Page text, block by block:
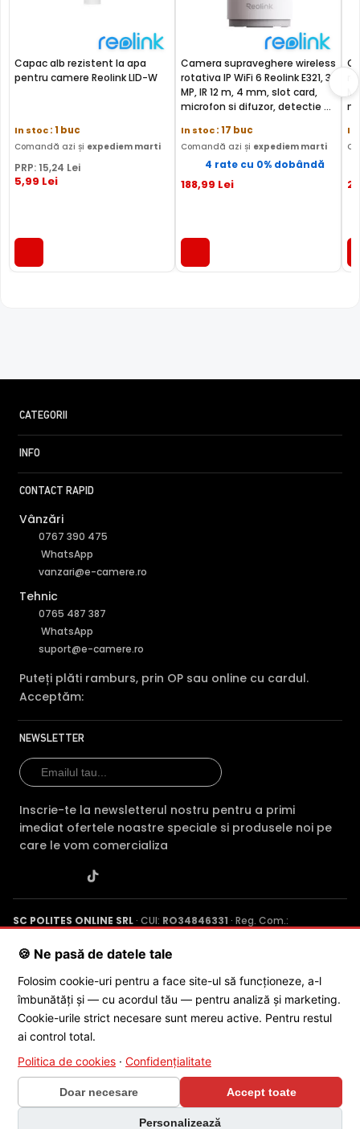
Capac alb rezistent la apa
pentru camere Reolink LID-W
In stoc: 1 buc
Comandă azi și expediem marti
PRP: 15,24 Lei
5,99 Lei
Camera supraveghere wireless
rotativa IP WiFi 6 Reolink E321, 3
MP, IR 12 m, 4 mm, slot card,
microfon si difuzor, detectie AI
auto-tracking, 2.4 GHz
In stoc: 17 buc
Comandă azi și expediem marti
4 rate cu 0% dobândă
188,99 Lei
In
CATEGORII
INFO
CONTACT RAPID
Vânzări
0767 390 475
WhatsApp
vanzari@e-camere.ro
Tehnic
0765 487 387
WhatsApp
suport@e-camere.ro
Puteți plăti ramburs, prin OP sau online cu cardul.
Acceptăm:
NEWSLETTER
Inscrie-te la newsletterul nostru pentru a primi
imediat ofertele noastre speciale si produsele noi pe
care le vom comercializa
SC POLITES ONLINE SRL · CUI: RO34846331 · Reg. Com.:
Poenaru, Nr. 1, Craiova, Jud. Dolj ·
© 2026 SC POLITES ONLINE SRL
🍪 Ne pasă de datele tale
Folosim cookie-uri pentru a face site-ul să funcționeze, a-l
îmbunătăți și — cu acordul tău — pentru analiză și marketing.
Cookie-urile strict necesare sunt mereu active. Pentru restul
ai control total.
Politica de cookies · Confidențialitate
Doar necesare
Personalizează
Accept toate